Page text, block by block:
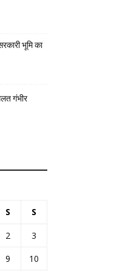
भूमि का
गंभीर
S S
2
3
9
10